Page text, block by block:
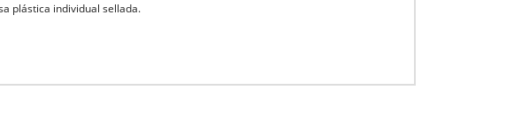
plástica individual sellada.